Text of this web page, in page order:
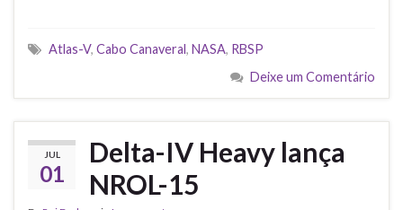
Atlas-V, Cabo Canaveral, NASA, RBSP
Deixe um Comentário
JUL
01
Delta-IV Heavy lança
NROL-15